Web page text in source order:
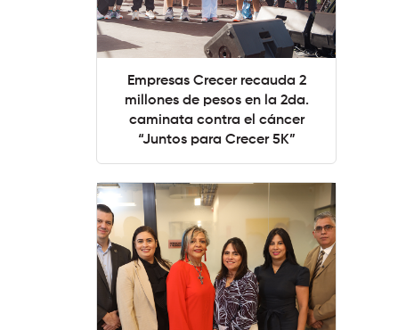
Empresas Crecer recauda 2
millones de pesos en la 2da.
caminata contra el cáncer
“Juntos para Crecer 5K”